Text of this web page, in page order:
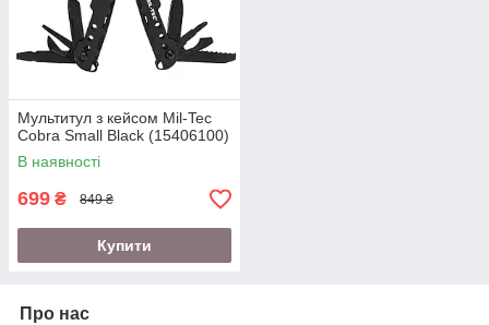
Мультитул з кейсом Mil-Tec
Cobra Small Black (15406100)
В наявності
699 ₴ 849 ₴
Купити
Про нас